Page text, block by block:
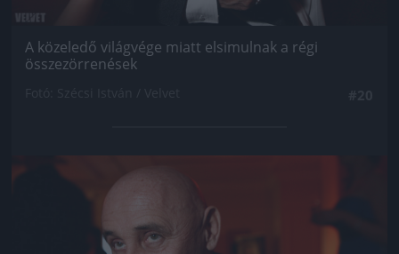
A közeledő világvége miatt elsimulnak a régi
összezörrenések
Jön még kép!